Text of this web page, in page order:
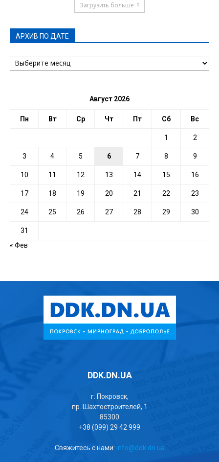
Загрузить больше
АРХИВ ПО ДАТЕ
АРХИВ
ПО
Август 2026
Пн Вт Ср Чт Пт Сб Вс
1 2
3 4 5 6 7 8 9
10 11 12 13 14 15 16
17 18 19 20 21 22 23
24 25 26 27 28 29 30
31
« Фев
DDK.DN.UA
г. Покровск,
пр. Шахтостроителей, 1
85300
+38 (099) 29 42 999
Свяжитесь с нами: info@ddk.dn.ua